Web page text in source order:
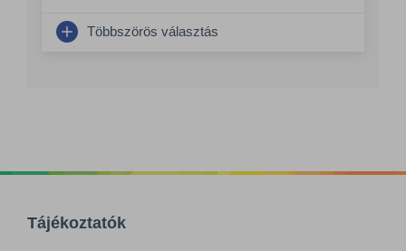
Többszörös választás
Tájékoztatók